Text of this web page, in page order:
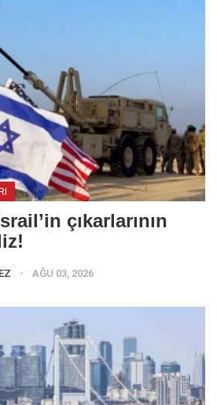
çıkarlarının
AĞU 03, 2026